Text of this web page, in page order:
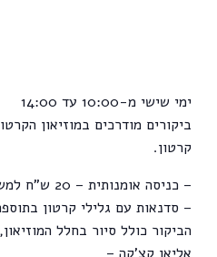
ימי שישי מ-10:00 עד 14:00
ביקורים מודרכים במוזיאון
קרטון.
– כניסה אומנותית – 20 ש"ח למשתתף
– סדנאות עם גלילי קרטון בתוספת של
הביקור כולל סיור בחלל